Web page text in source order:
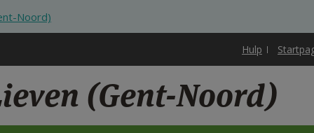
Noord)
Hulp
(Gent-Noord)